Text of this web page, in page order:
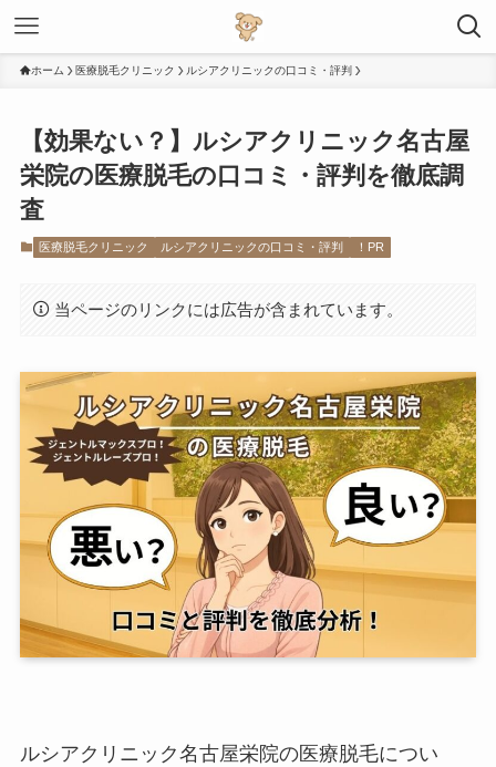
ホーム 医療脱毛クリニック ルシアクリニックの口コミ・評判
【効果ない？】ルシアクリニック名古屋
栄院の医療脱毛の口コミ・評判を徹底調
査
医療脱毛クリニック ルシアクリニックの口コミ・評判 ！PR
当ページのリンクには広告が含まれています。
ルシアクリニック名古屋栄院の医療脱毛につい